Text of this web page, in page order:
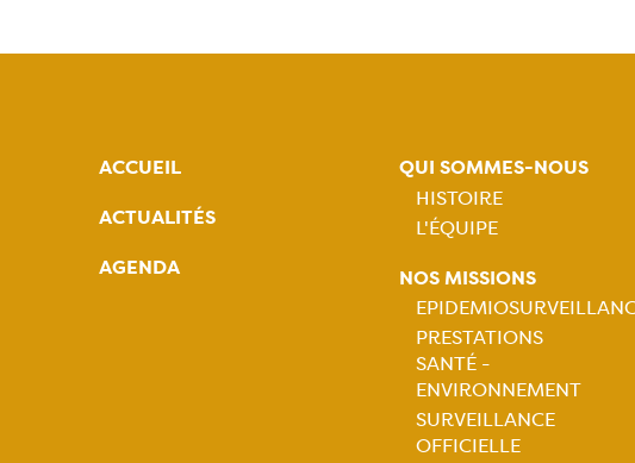
ACCUEIL
ACTUALITÉS
AGENDA
QUI SOMMES-NOUS
Navigation
principale
HISTOIRE
L'ÉQUIPE
NOS MISSIONS
Navigation
principale
PRESTATIONS
SANTÉ -
ENVIRONNEMENT
SURVEILLANCE
OFFICIELLE